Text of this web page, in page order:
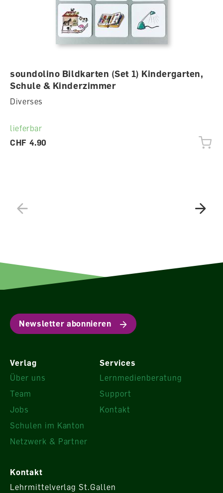
soundolino Bildkarten (Set 1) Kindergarten,
Schule & Kinderzimmer
Diverses
lieferbar
CHF 4.90
Newsletter abonnieren
Verlag
Über uns
Team
Jobs
Schulen im Kanton
Netzwerk & Partner
Services
Lernmedienberatung
Support
Kontakt
Kontakt
Lehrmittelverlag St.Gallen